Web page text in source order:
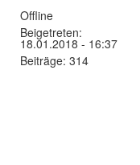
Offline
Beigetreten:
18.01.2018 - 16:37
Beiträge: 314